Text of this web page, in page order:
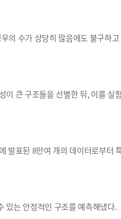
의 수가 상당히 많음에도 불구하
큰 구조들을 선별한 뒤, 이를 실
발표된 8만여 개의 데이터로부터
있는 안정적인 구조를 예측해냈다.